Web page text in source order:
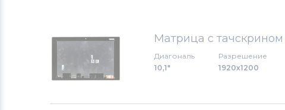
Модули для планшетов Apple
Матрица с
Диагональ
10,1"
Разрешение
1920x1200